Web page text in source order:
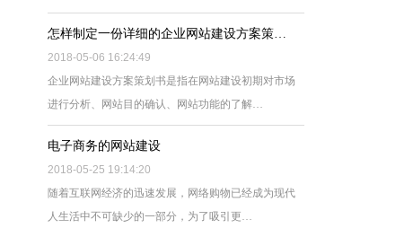
怎样制定一份详细的企业网站建设方案策…
2018-05-06 16:24:49
企业网站建设方案策划书是指在网站建设初期对市场
进行分析、网站目的确认、网站功能的了解…
电子商务的网站建设
2018-05-25 19:14:20
随着互联网经济的迅速发展，网络购物已经成为现代
人生活中不可缺少的一部分，为了吸引更…